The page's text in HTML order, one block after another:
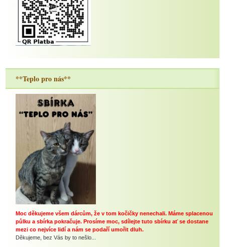
**Teplo pro nás**
Moc děkujeme všem dárcům, že v tom kočičky nenechali. Máme splacenou
půlku a sbírka pokračuje. Prosíme moc, sdílejte tuto sbírku ať se dostane
mezi co nejvíce lidí a nám se podaří umořit dluh.
Děkujeme, bez Vás by to nešlo...